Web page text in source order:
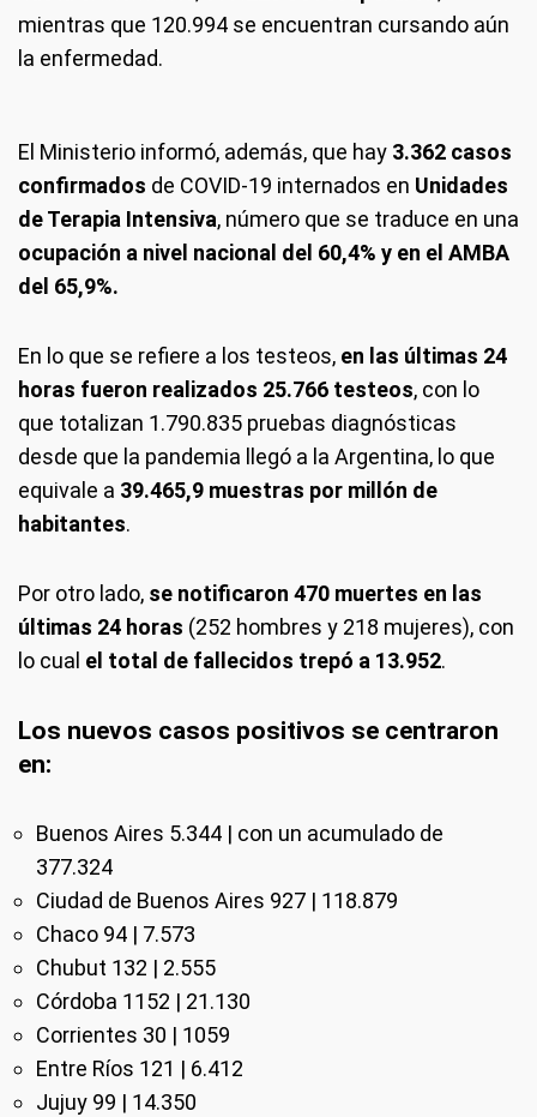
mientras que 120.994 se encuentran cursando aún
la enfermedad.
El Ministerio informó, además, que hay 3.362 casos
confirmados de COVID-19 internados en Unidades
de Terapia Intensiva, número que se traduce en una
ocupación a nivel nacional del 60,4% y en el AMBA
del 65,9%.
En lo que se refiere a los testeos, en las últimas 24
horas fueron realizados 25.766 testeos, con lo
que totalizan 1.790.835 pruebas diagnósticas
desde que la pandemia llegó a la Argentina, lo que
equivale a 39.465,9 muestras por millón de
habitantes.
Por otro lado, se notificaron 470 muertes en las
últimas 24 horas (252 hombres y 218 mujeres), con
lo cual el total de fallecidos trepó a 13.952.
Los nuevos casos positivos se centraron
en:
Buenos Aires 5.344 | con un acumulado de
377.324
Ciudad de Buenos Aires 927 | 118.879
Chaco 94 | 7.573
Chubut 132 | 2.555
Córdoba 1152 | 21.130
Corrientes 30 | 1059
Entre Ríos 121 | 6.412
Jujuy 99 | 14.350